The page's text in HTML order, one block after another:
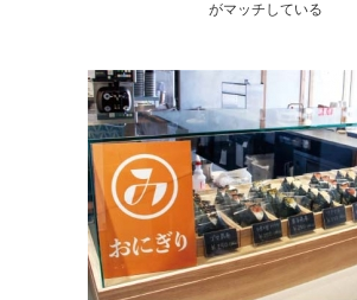
がマッチしている